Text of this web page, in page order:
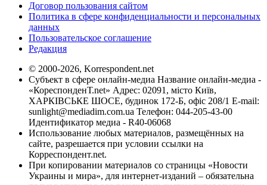
Договор пользования сайтом
Политика в сфере конфиденциальности и персональных
данных
Пользовательское соглашение
Редакция
© 2000-2026, Korrespondent.net
Субъект в сфере онлайн-медиа Название онлайн-медиа -
«КореспонденТ.net» Адрес: 02091, місто Київ,
ХАРКІВСЬКЕ ШОСЕ, будинок 172-Б, офіс 208/1 E-mail:
sunlight@mediadim.com.ua Телефон: 044-205-43-00
Идентификатор медиа - R40-06068
Использование любых материалов, размещённых на
сайте, разрешается при условии ссылки на
Корреспондент.net.
При копировании материалов со страницы «Новости
Украины и мира», для интернет-изданий – обязательна